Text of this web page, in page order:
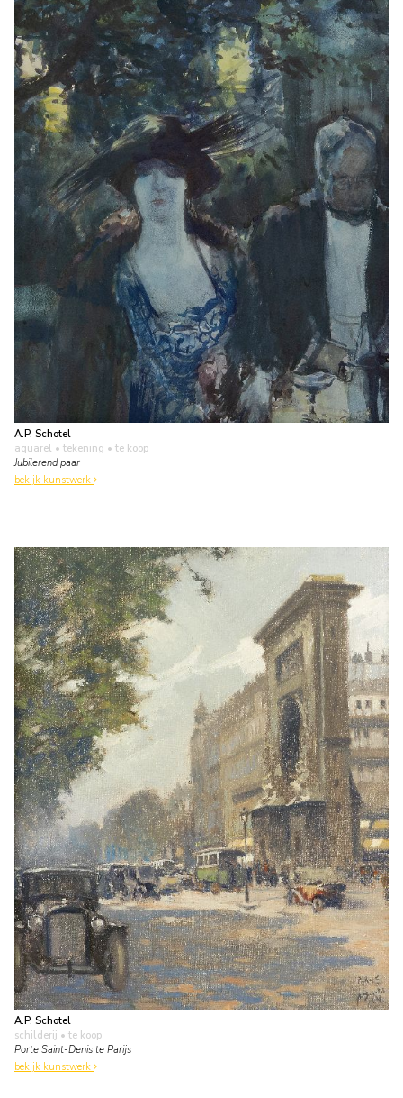
A.P. Schotel
aquarel • tekening • te koop
Jubilerend paar
bekijk kunstwerk
A.P. Schotel
schilderij • te koop
Porte Saint-Denis te Parijs
bekijk kunstwerk